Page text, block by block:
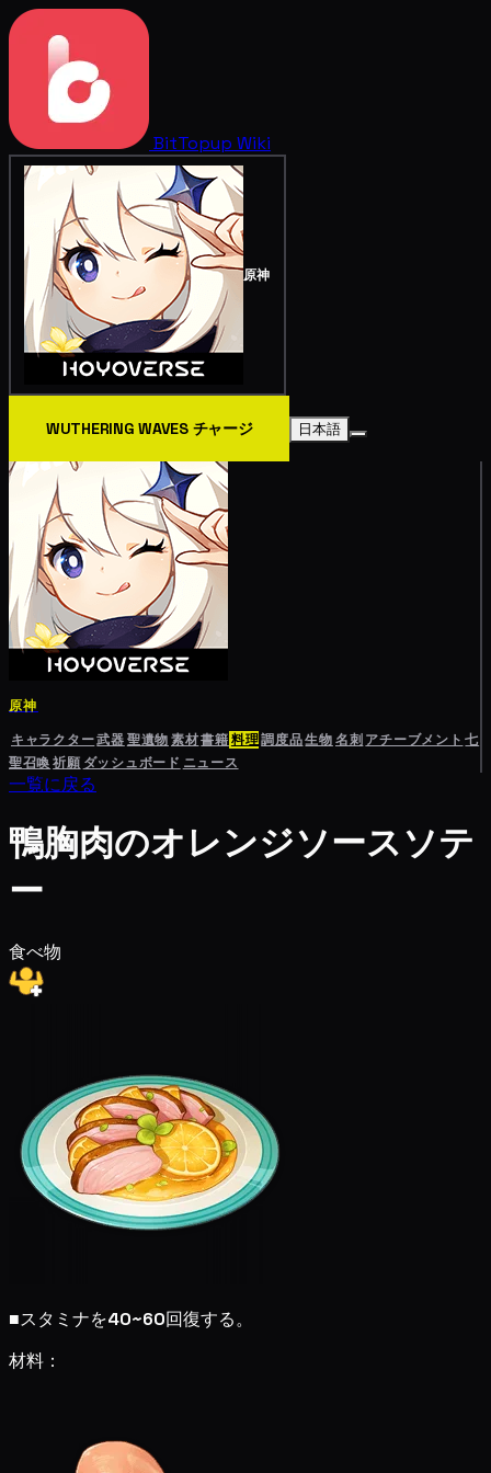
BitTopup Wiki
原神
WUTHERING WAVES チャージ 日本語
原神
キャラクター武器聖遺物素材書籍料理調度品生物名刺 アチーブメント 七
聖召喚祈願 ダッシュボード ニュース
一覧に戻る
鴨胸肉のオレンジソースソテ
ー
食べ物
■スタミナを40~60回復する。
材料：